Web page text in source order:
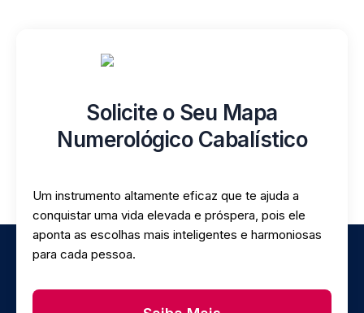
Solicite o Seu Mapa
Numerológico Cabalístico
Um instrumento altamente eficaz que te ajuda a
conquistar uma vida elevada e próspera, pois ele
aponta as escolhas mais inteligentes e harmoniosas
para cada pessoa.